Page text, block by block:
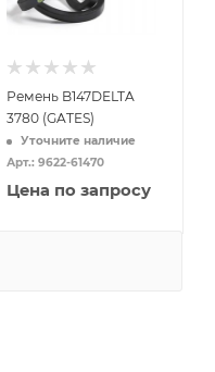
Ремень B147DELTA
3780 (GATES)
Уточните наличие
Арт.: 9622-61470
Цена по запросу